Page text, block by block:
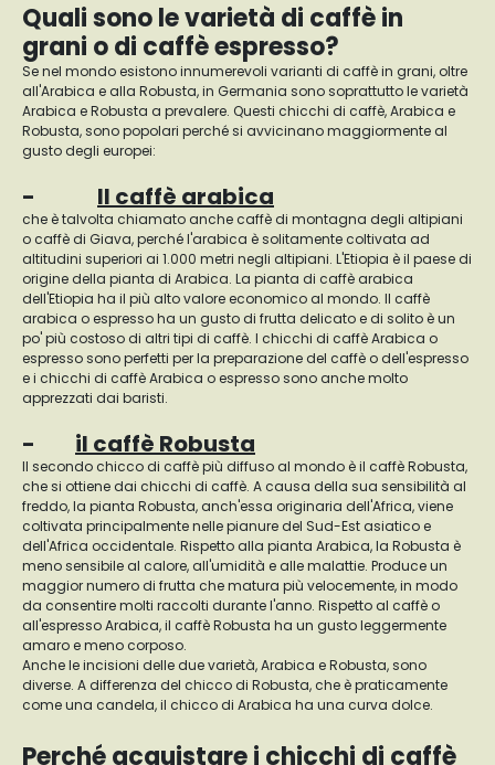
Quali sono le varietà di caffè in
grani o di caffè espresso?
Se nel mondo esistono innumerevoli varianti di caffè in grani, oltre
all'Arabica e alla Robusta, in Germania sono soprattutto le varietà
Arabica e Robusta a prevalere. Questi chicchi di caffè, Arabica e
Robusta, sono popolari perché si avvicinano maggiormente al
gusto degli europei:
- Il caffè arabica
che è talvolta chiamato anche caffè di montagna degli altipiani
o caffè di Giava, perché l'arabica è solitamente coltivata ad
altitudini superiori ai 1.000 metri negli altipiani. L'Etiopia è il paese di
origine della pianta di Arabica. La pianta di caffè arabica
dell'Etiopia ha il più alto valore economico al mondo. Il caffè
arabica o espresso ha un gusto di frutta delicato e di solito è un
po' più costoso di altri tipi di caffè. I chicchi di caffè Arabica o
espresso sono perfetti per la preparazione del caffè o dell'espresso
e i chicchi di caffè Arabica o espresso sono anche molto
apprezzati dai baristi.
- il caffè Robusta
Il secondo chicco di caffè più diffuso al mondo è il caffè Robusta,
che si ottiene dai chicchi di caffè. A causa della sua sensibilità al
freddo, la pianta Robusta, anch'essa originaria dell'Africa, viene
coltivata principalmente nelle pianure del Sud-Est asiatico e
dell'Africa occidentale. Rispetto alla pianta Arabica, la Robusta è
meno sensibile al calore, all'umidità e alle malattie. Produce un
maggior numero di frutta che matura più velocemente, in modo
da consentire molti raccolti durante l'anno. Rispetto al caffè o
all'espresso Arabica, il caffè Robusta ha un gusto leggermente
amaro e meno corposo.
Anche le incisioni delle due varietà, Arabica e Robusta, sono
diverse. A differenza del chicco di Robusta, che è praticamente
come una candela, il chicco di Arabica ha una curva dolce.
Perché acquistare i chicchi di caffè